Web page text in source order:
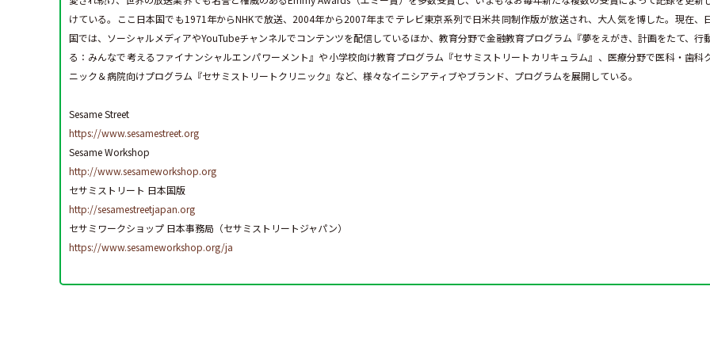
けている。ここ日本国でも1971年からNHKで放送、2004年から2007年までテレビ東京系列で日米共同制作版が放送され、大人気を博した。現在、
国では、ソーシャルメディアやYouTubeチャンネルでコンテンツを配信しているほか、教育分野で金融教育プログラム『夢をえがき、計画をたて、行
る：みんなで考えるファイナンシャルエンパワーメント』や小学校向け教育プログラム『セサミストリートカリキュラム』、医療分野で医科・歯科
ニック＆病院向けプログラム『セサミストリートクリニック』など、様々なイニシアティブやブランド、プログラムを展開している。
Sesame Street
https://www.sesamestreet.org
Sesame Workshop
http://www.sesameworkshop.org
セサミストリート 日本国版
http://sesamestreetjapan.org
セサミワークショップ 日本事務局（セサミストリートジャパン）
https://www.sesameworkshop.org/ja